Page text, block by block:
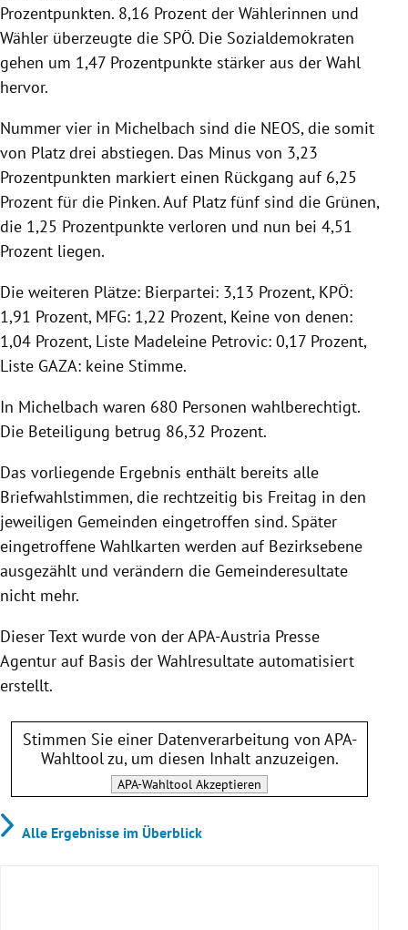
Untermenü
Untermenü
Untermenü
Untermenü
Prozentpunkten. 8,16 Prozent der Wählerinnen und
Wähler überzeugte die SPÖ. Die Sozialdemokraten
gehen um 1,47 Prozentpunkte stärker aus der Wahl
hervor.
Nummer vier in Michelbach sind die NEOS, die somit
von Platz drei abstiegen. Das Minus von 3,23
Prozentpunkten markiert einen Rückgang auf 6,25
Prozent für die Pinken. Auf Platz fünf sind die Grünen,
die 1,25 Prozentpunkte verloren und nun bei 4,51
Prozent liegen.
Die weiteren Plätze: Bierpartei: 3,13 Prozent, KPÖ:
1,91 Prozent, MFG: 1,22 Prozent, Keine von denen:
1,04 Prozent, Liste Madeleine Petrovic: 0,17 Prozent,
Liste GAZA: keine Stimme.
In Michelbach waren 680 Personen wahlberechtigt.
Die Beteiligung betrug 86,32 Prozent.
Das vorliegende Ergebnis enthält bereits alle
Briefwahlstimmen, die rechtzeitig bis Freitag in den
jeweiligen Gemeinden eingetroffen sind. Später
eingetroffene Wahlkarten werden auf Bezirksebene
ausgezählt und verändern die Gemeinderesultate
nicht mehr.
Dieser Text wurde von der APA-Austria Presse
Agentur auf Basis der Wahlresultate automatisiert
erstellt.
Stimmen Sie einer Datenverarbeitung von APA-
Wahltoolzu, um diesen Inhalt anzuzeigen.
APA-Wahltool Akzeptieren
Alle Ergebnisse im Überblick